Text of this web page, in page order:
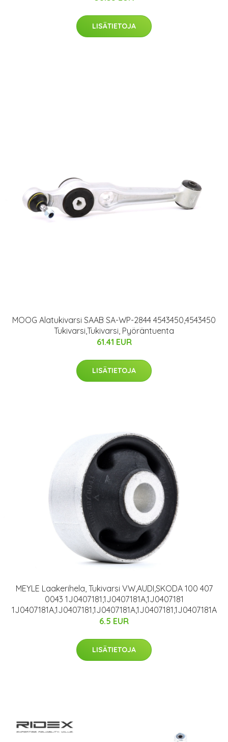
LISÄTIETOJA
MOOG Alatukivarsi SAAB SA-WP-2844 4543450,4543450
Tukivarsi,Tukivarsi, Pyöräntuenta
61.41 EUR
LISÄTIETOJA
MEYLE Laakerihela, Tukivarsi VW,AUDI,SKODA 100 407
0043 1J0407181,1J0407181A,1J0407181
1J0407181A,1J0407181,1J0407181A,1J0407181,1J0407181A
6.5 EUR
LISÄTIETOJA